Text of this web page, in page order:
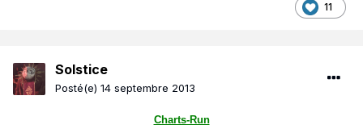
11
Solstice
Posté(e) 14 septembre 2013
Charts-Run